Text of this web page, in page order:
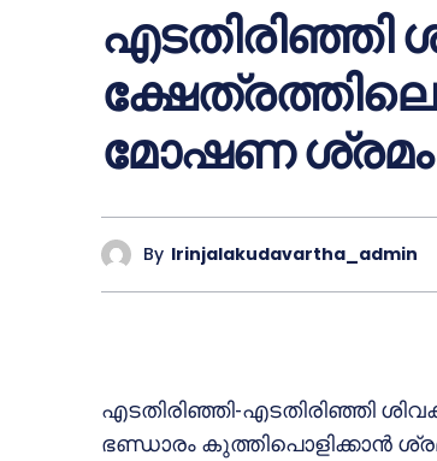
എടതിരിഞ്ഞി
മോഷണ ശ്രമം
By Irinjalakudavartha_admin
എടതിരിഞ്ഞി-എടതിരിഞ്ഞി
ഭണ്ഡാരം കുത്തിപൊളിക്കാന്‍